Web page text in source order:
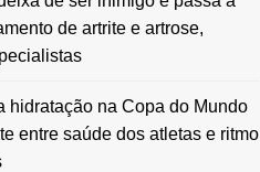
de artrite e artrose,
hidratação na Copa do Mundo
entre saúde dos atletas e ritmo